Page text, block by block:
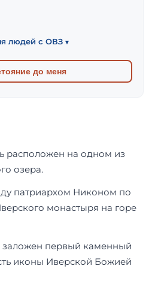
людей с ОВЗ ▾
до меня
расположен на одном из
озера.
патриархом Никоном по
монастыря на горе
заложен первый каменный
иконы Иверской Божией